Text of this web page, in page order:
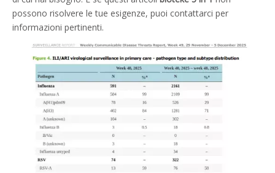
possono risolvere le tue esigenze, puoi contattarci per
informazioni pertinenti.